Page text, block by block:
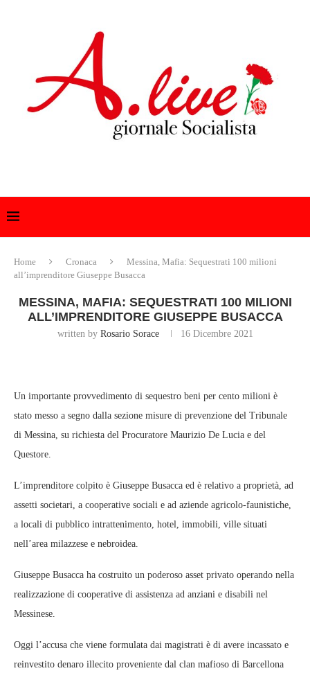
Home Cronaca
Messina, Mafia: Sequestrati 100 milioni
all’imprenditore Giuseppe Busacca
MESSINA, MAFIA: SEQUESTRATI 100 MILIONI
ALL’IMPRENDITORE GIUSEPPE BUSACCA
written by Rosario Sorace 16 Dicembre 2021
Un importante provvedimento di sequestro beni per cento milioni è
stato messo a segno dalla sezione misure di prevenzione del Tribunale
di Messina, su richiesta del Procuratore Maurizio De Lucia e del
Questore.
L’imprenditore colpito è Giuseppe Busacca ed è relativo a proprietà, ad
assetti societari, a cooperative sociali e ad aziende agricolo-faunistiche,
a locali di pubblico intrattenimento, hotel, immobili, ville situati
nell’area milazzese e nebroidea.
Giuseppe Busacca ha costruito un poderoso asset privato operando nella
realizzazione di cooperative di assistenza ad anziani e disabili nel
Messinese.
Oggi l’accusa che viene formulata dai magistrati è di avere incassato e
reinvestito denaro illecito proveniente dal clan mafioso di Barcellona